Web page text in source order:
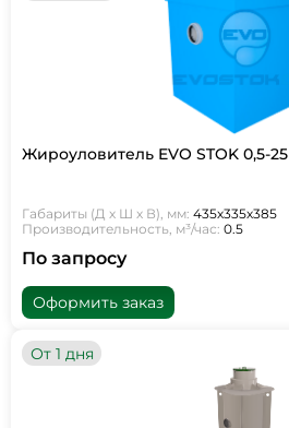
Жироуловитель EVO STOK 0,5-25
Габариты (Д х Ш х В), мм: 435х335х385
Производительность, м³/час: 0.5
По запросу
Оформить заказ
От 1 дня